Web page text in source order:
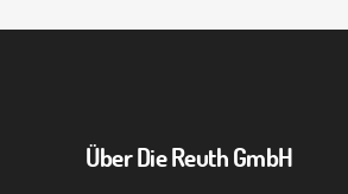
Über Die Reuth GmbH